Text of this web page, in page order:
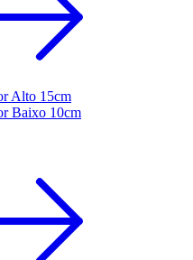
Alto 15cm
Baixo 10cm